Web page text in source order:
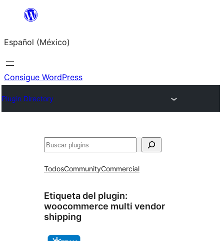
Saltar
contenido
Español (México)
Consigue WordPress
Plugin Directory
Buscar
TodosCommunityCommercial
Etiqueta del plugin:
woocommerce multi vendor
shipping